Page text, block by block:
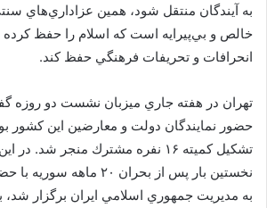
به آيندگان منتقل شود، همين عزاداري‌هاي
خالص و بي‌پيرايه است كه اسلام را حفظ كرده و
انحرافات و تحريفات فرهنگي حفظ كند.
تهران در هفته جاري ميزبان نشست دو روزه
حضور نمايندگان دولت و معارضين اين كشور
تشكيل كميته ۱۶ نفره مشترك منجر
نخستين بار پس از بحران ۲۰
به مديريت جمهوري اسلامي ايران برگزار